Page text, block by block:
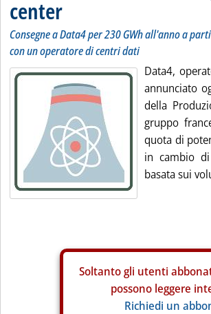
center
Consegne a Data4 per 230 GWh all'anno a
con un operatore di centri dati
Data4,
annunciato
della
gruppo
quota di
in cambio
basata sui
Soltanto gli utenti
possono leggere
Richiedi un